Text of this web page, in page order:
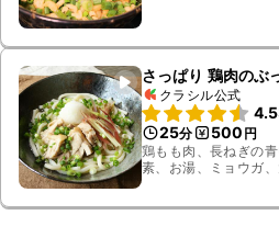
さっぱり 鶏肉のぶ
クラシル公式
25分 500 円
鶏もも肉、長ねぎの
素、お湯、ミョウガ